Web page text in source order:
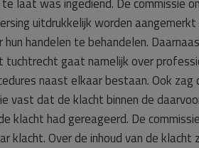
uitdrukkelijk worden
handelen te behandelen.
tuchtrecht gaat namelijk over
naast elkaar bestaan. Ook
vast dat de klacht binnen de
klacht had gereageerd. De
klacht. Over de inhoud van de